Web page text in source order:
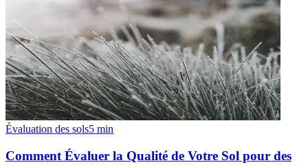
Évaluation des sols5 min
Comment Évaluer la Qualité de Votre Sol pour des